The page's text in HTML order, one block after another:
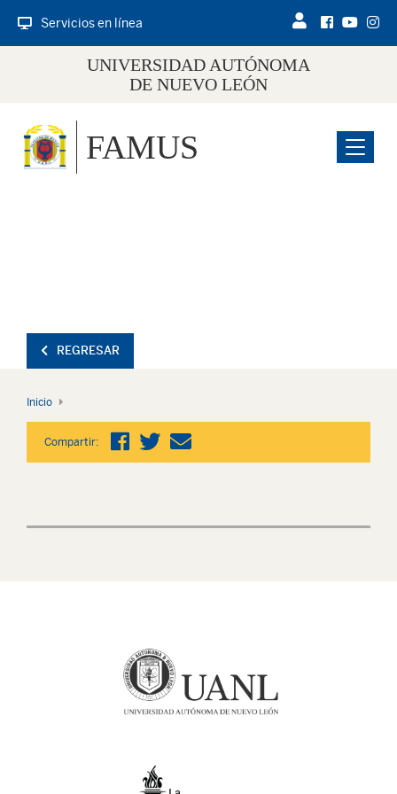
Servicios en línea
UNIVERSIDAD AUTÓNOMA
DE NUEVO LEÓN
Menu
FAMUS
REGRESAR
Inicio
Compartir: